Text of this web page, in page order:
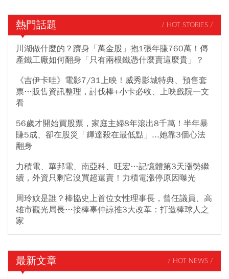
熱門話題 / HOT STORIES /
川湖做什麼的？躋身「萬金股」抱1張年賺760萬！傳
產鐵工廠如何翻身「只有兩根鐵憑什麼賣這麼貴」？
《吉伊卡哇》電影7/31上映！威秀影城特典、預售套
票…販售資訊整理，討伐棒+小卡必收、上映戲院一文
看
56歲才開始買股票，家庭主婦8年滾出8千萬！半年暴
賺5成、卻在股災「輝達殺在最低點」...她靠3個心法
翻身
力積電、華邦電、南亞科、旺宏…記憶體第3天漲勢繼
續，外資只剩它沒買超還賣！力積電漲停原因曝光
周玲妏是誰？棒協史上首位女性理事長，曾任議員、高
雄市觀光局長…接棒辜仲諒推3大改革：打造棒球人之
家
最新文章 / HOT NEWS /